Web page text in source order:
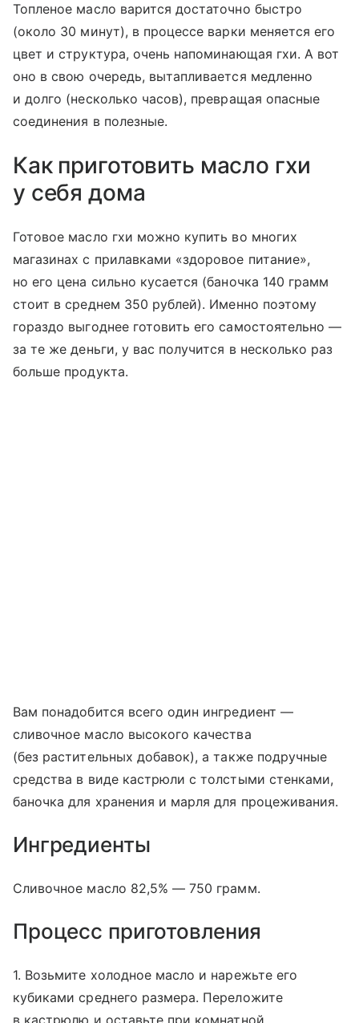
Топленое масло варится достаточно быстро
(около 30 минут), в процессе варки меняется его
цвет и структура, очень напоминающая гхи. А вот
оно в свою очередь, вытапливается медленно
и долго (несколько часов), превращая опасные
соединения в полезные.
Как приготовить масло гхи
у себя дома
Готовое масло гхи можно купить во многих
магазинах с прилавками «здоровое питание»,
но его цена сильно кусается (баночка 140 грамм
стоит в среднем 350 рублей). Именно поэтому
гораздо выгоднее готовить его самостоятельно —
за те же деньги, у вас получится в несколько раз
больше продукта.
Вам понадобится всего один ингредиент —
сливочное масло высокого качества
(без растительных добавок), а также подручные
средства в виде кастрюли с толстыми стенками,
баночка для хранения и марля для процеживания.
Ингредиенты
Сливочное масло 82,5% — 750 грамм.
Процесс приготовления
1. Возьмите холодное масло и нарежьте его
кубиками среднего размера. Переложите